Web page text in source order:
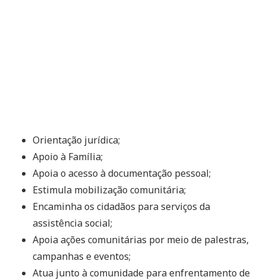
Orientação jurídica;
Apoio à Família;
Apoia o acesso à documentação pessoal;
Estimula mobilização comunitária;
Encaminha os cidadãos para serviços da
assistência social;
Apoia ações comunitárias por meio de palestras,
campanhas e eventos;
Atua junto à comunidade para enfrentamento de